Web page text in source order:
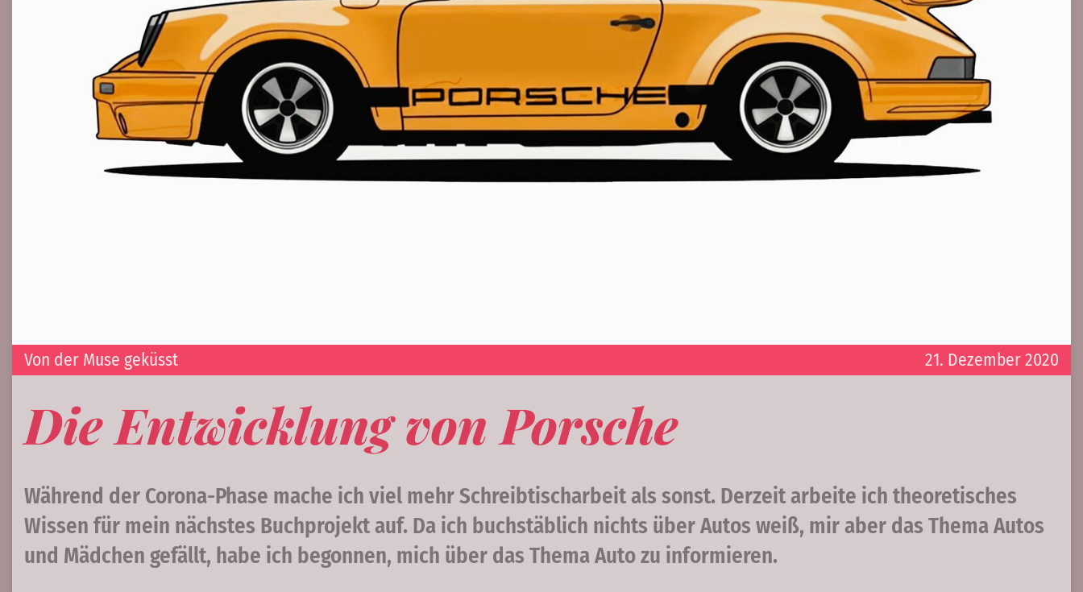
21. Dezember 2020
Von der Muse geküsst
Die Entwicklung von Porsche
Während der Corona-Phase mache ich viel mehr Schreibtischarbeit als sonst. Derzeit arbeite ich theoretisches
Wissen für mein nächstes Buchprojekt auf. Da ich buchstäblich nichts über Autos weiß, mir aber das Thema Autos
und Mädchen gefällt, habe ich begonnen, mich über das Thema Auto zu informieren.